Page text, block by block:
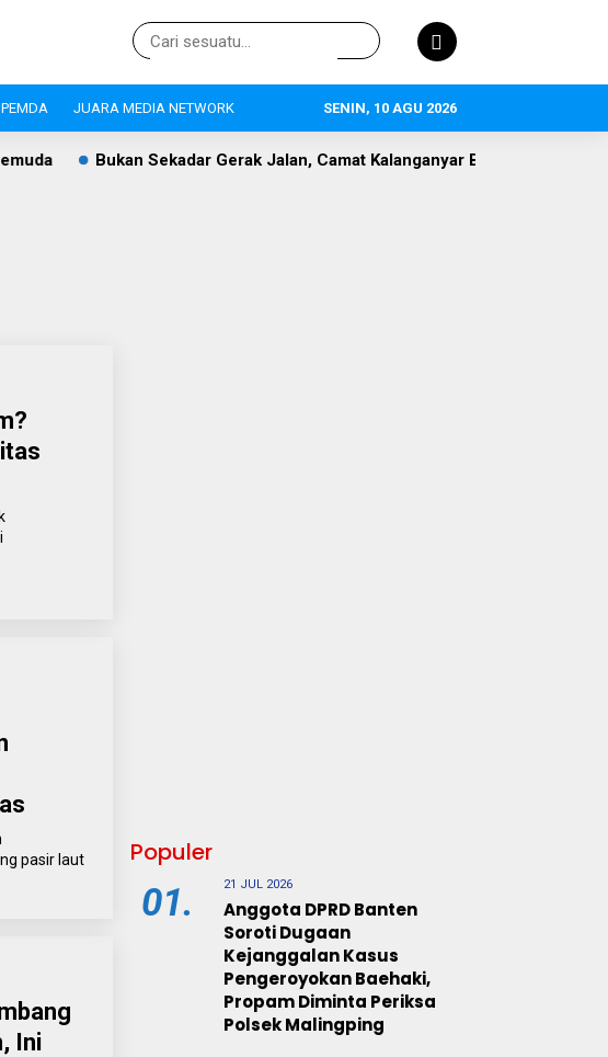
JUARA MEDIA NETWORK SENIN, 10 AGU 2026
Gerak Jalan, Camat Kalanganyar Bangun Semangat Nasionalisme
pasir laut
Ini
Populer
01. 21 JUL 2026
Anggota DPRD Banten
Soroti Dugaan
Kejanggalan Kasus
Pengeroyokan Baehaki,
Propam Diminta Periksa
Polsek Malingping